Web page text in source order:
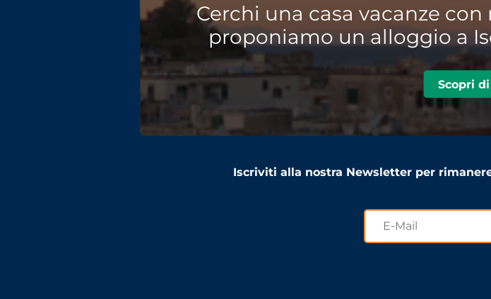
Cerchi una casa vacanze
proponiamo un alloggio a
Scopri
Iscriviti alla nostra Newsletter per